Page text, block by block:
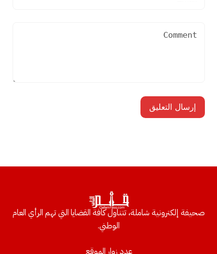
صحيفة إلكترونية شاملة، تتناول كافة القضايا التي تهم الرأي العام
الوطني.
عدد زوار الموقع